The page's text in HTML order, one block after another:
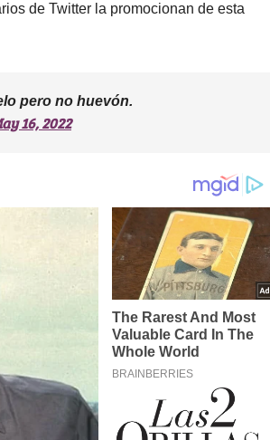
de Twitter la promocionan de esta
pero no huevón.
16, 2022